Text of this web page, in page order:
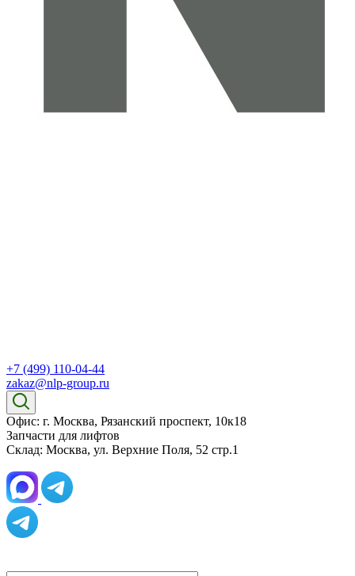
+7 (499) 110-04-44
zakaz@nlp-group.ru
Офис: г. Москва, Рязанский проспект, 10к18
Запчасти для лифтов
Склад: Москва, ул. Верхние Поля, 52 стр.1